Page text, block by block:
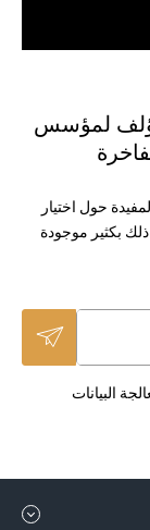
لمؤسس
حول اختيار
ذلك بكثير موجودة
البيانات